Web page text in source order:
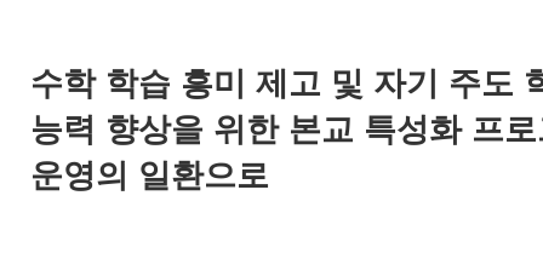
수학 학습 흥미 제고 및 자기 주도
능력 향상을 위한 본교 특성화 프
운영의 일환으로